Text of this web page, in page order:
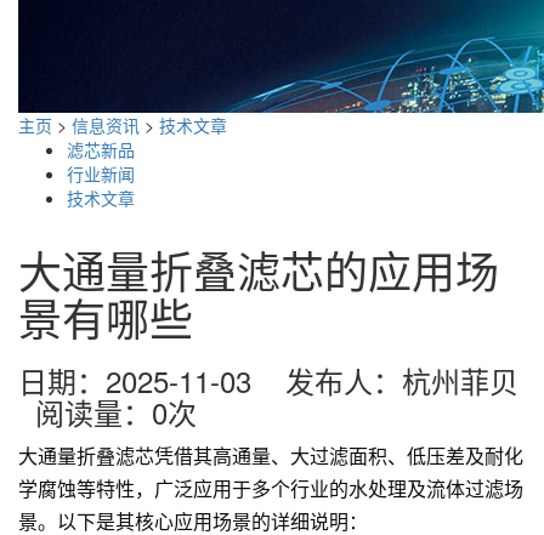
主页 > 信息资讯 > 技术文章
滤芯新品
行业新闻
技术文章
大通量折叠滤芯的应用场
景有哪些
日期：2025-11-03 发布人：杭州菲贝
阅读量： 0次
大通量折叠滤芯凭借其高通量、大过滤面积、低压差及耐化
学腐蚀等特性，广泛应用于多个行业的水处理及流体过滤场
景。以下是其核心应用场景的详细说明：